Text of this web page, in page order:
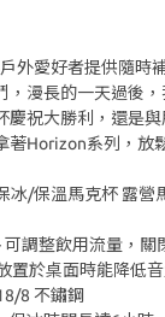
外愛好者提供隨時
，漫長的一天過後
慶祝大勝利，還是
著Horizon系列，放
冰/保溫馬克杯 露營
可調整飲用流量，關
置於桌面時能降低
8 不鏽鋼